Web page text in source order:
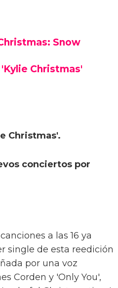
Snow
Christmas'
Christmas'.
conciertos por
a las 16 ya
single de esta reedición
por una voz
Corden y 'Only You',